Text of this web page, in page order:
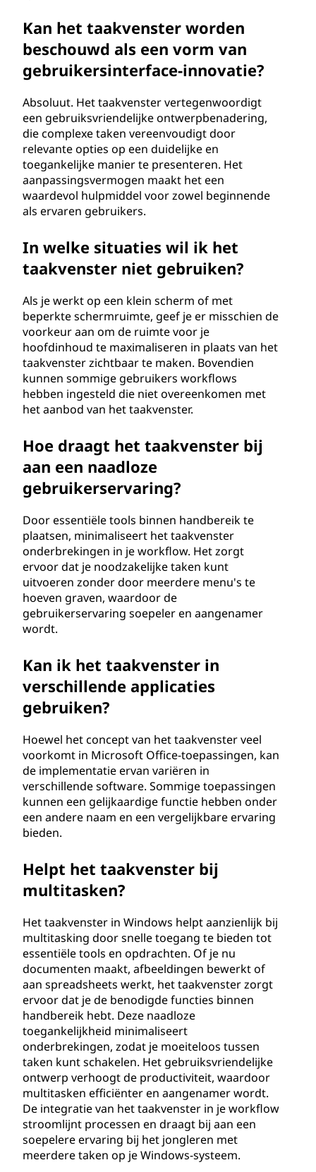
Kan het taakvenster worden
beschouwd als een vorm van
gebruikersinterface-innovatie?
Absoluut. Het taakvenster vertegenwoordigt
een gebruiksvriendelijke ontwerpbenadering,
die complexe taken vereenvoudigt door
relevante opties op een duidelijke en
toegankelijke manier te presenteren. Het
aanpassingsvermogen maakt het een
waardevol hulpmiddel voor zowel beginnende
als ervaren gebruikers.
In welke situaties wil ik het
taakvenster niet gebruiken?
Als je werkt op een klein scherm of met
beperkte schermruimte, geef je er misschien de
voorkeur aan om de ruimte voor je
hoofdinhoud te maximaliseren in plaats van het
taakvenster zichtbaar te maken. Bovendien
kunnen sommige gebruikers workflows
hebben ingesteld die niet overeenkomen met
het aanbod van het taakvenster.
Hoe draagt het taakvenster bij
aan een naadloze
gebruikerservaring?
Door essentiële tools binnen handbereik te
plaatsen, minimaliseert het taakvenster
onderbrekingen in je workflow. Het zorgt
ervoor dat je noodzakelijke taken kunt
uitvoeren zonder door meerdere menu's te
hoeven graven, waardoor de
gebruikerservaring soepeler en aangenamer
wordt.
Kan ik het taakvenster in
verschillende applicaties
gebruiken?
Hoewel het concept van het taakvenster veel
voorkomt in Microsoft Office-toepassingen, kan
de implementatie ervan variëren in
verschillende software. Sommige toepassingen
kunnen een gelijkaardige functie hebben onder
een andere naam en een vergelijkbare ervaring
bieden.
Helpt het taakvenster bij
multitasken?
Het taakvenster in Windows helpt aanzienlijk bij
multitasking door snelle toegang te bieden tot
essentiële tools en opdrachten. Of je nu
documenten maakt, afbeeldingen bewerkt of
aan spreadsheets werkt, het taakvenster zorgt
ervoor dat je de benodigde functies binnen
handbereik hebt. Deze naadloze
toegankelijkheid minimaliseert
onderbrekingen, zodat je moeiteloos tussen
taken kunt schakelen. Het gebruiksvriendelijke
ontwerp verhoogt de productiviteit, waardoor
multitasken efficiënter en aangenamer wordt.
De integratie van het taakvenster in je workflow
stroomlijnt processen en draagt bij aan een
soepelere ervaring bij het jongleren met
meerdere taken op je Windows-systeem.